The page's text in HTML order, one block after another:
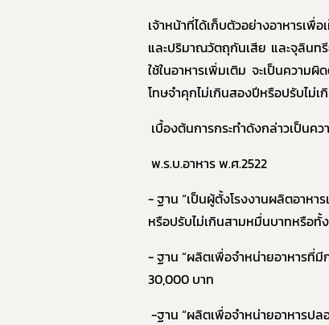
เจ้าหน้าที่ได้เก็บตัวอย่างอาหารเพื่อ
และปริมาณวัตถุกันเสีย และจุลินท
ใช้ในอาหารเพิ่มเติม จะเป็นความ
โทษจำคุกไม่เกินสองปีหรือปรับไม่
เบื้องต้นการกระทำดังกล่าวเป็น
พ.ร.บ.อาหาร พ.ศ.2522
- ฐาน “เป็นผู้ตั้งโรงงานผลิตอาหา
หรือปรับไม่เกินสามหมื่นบาทหรือทั้
- ฐาน “ผลิตเพื่อจำหน่ายอาหารที่มี
30,000 บาท
-ฐาน “ผลิตเพื่อจำหน่ายอาหารป